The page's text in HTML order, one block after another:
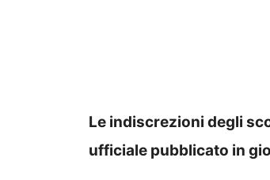
Le indiscrezioni degli
ufficiale pubblicato in